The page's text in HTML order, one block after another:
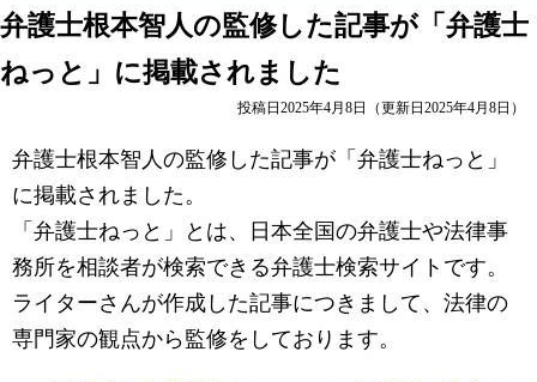
弁護士根本智人の監修した記事が「弁護士
ねっと」に掲載されました
投稿日2025年4月8日 （更新日2025年4月8日）
弁護士根本智人の監修した記事が「弁護士ねっと」
に掲載されました。
「弁護士ねっと」とは、日本全国の弁護士や法律事
務所を相談者が検索できる弁護士検索サイトです。
ライターさんが作成した記事につきまして、法律の
専門家の観点から監修をしております。